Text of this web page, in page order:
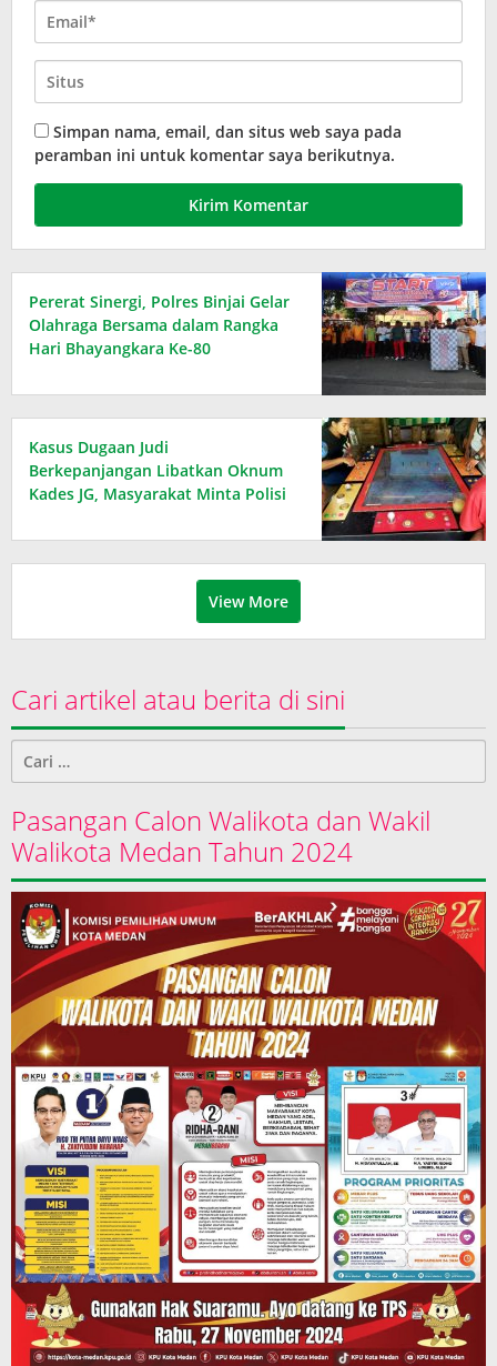
Simpan nama, email, dan situs web saya pada
peramban ini untuk komentar saya berikutnya.
Pererat Sinergi, Polres Binjai Gelar
Olahraga Bersama dalam Rangka
Hari Bhayangkara Ke-80
Kasus Dugaan Judi
Berkepanjangan Libatkan Oknum
Kades JG, Masyarakat Minta Polisi
View More
Cari artikel atau berita di sini
Cari
Pasangan Calon Walikota dan Wakil
Walikota Medan Tahun 2024